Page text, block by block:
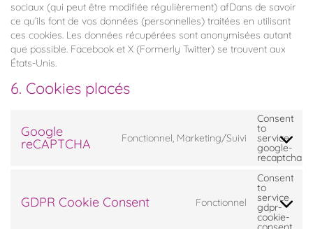
sociaux (qui peut être modifiée régulièrement) afDans de savoir
ce qu’ils font de vos données (personnelles) traitées en utilisant
ces cookies. Les données récupérées sont anonymisées autant
que possible. Facebook et X (Formerly Twitter) se trouvent aux
États-Unis.
6. Cookies placés
Google
reCAPTCHA Fonctionnel, Marketing/Suivi
Consent
to
service
google-
recaptcha
GDPR Cookie Consent Fonctionnel
Consent
to
service
gdpr-
cookie-